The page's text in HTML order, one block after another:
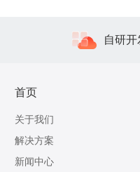
自研
首页
关于我们
解决方案
新闻中心